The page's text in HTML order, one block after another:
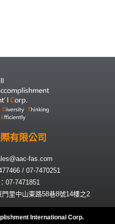
有限公司
fas.com
/ 07-7470251
07-7471851
里中山東路58巷8號14樓之2
International Corp.